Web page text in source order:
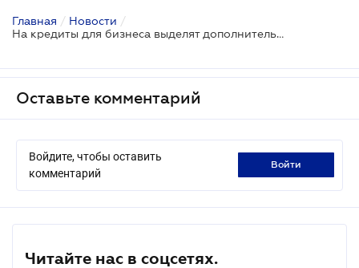
Главная / Новости /
На кредиты для бизнеса выделят дополнительно 2 млрд грн
Оставьте комментарий
Войдите, чтобы оставить
комментарий
войти
Читайте нас в соцсетях.